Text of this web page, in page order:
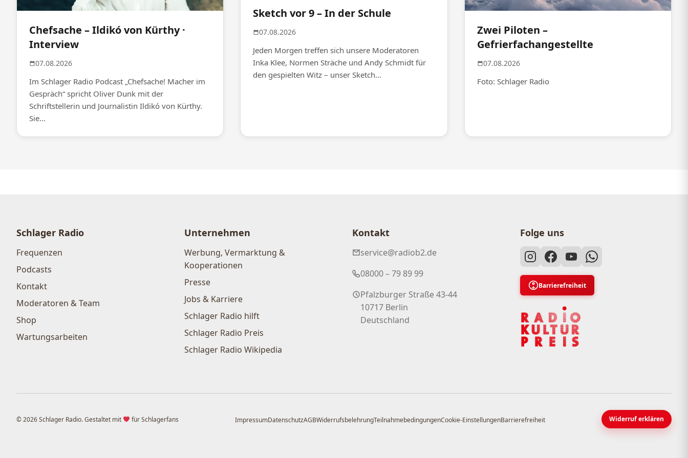
Chefsache – Ildikó von Kürthy ·
Interview
07.08.2026
Im Schlager Radio Podcast „Chefsache! Macher im
Gespräch“ spricht Oliver Dunk mit der
Schriftstellerin und Journalistin Ildikó von Kürthy.
Sie...
Sketch vor 9 – In der Schule
07.08.2026
Jeden Morgen treffen sich unsere Moderatoren
Inka Klee, Normen Sträche und Andy Schmidt für
den gespielten Witz – unser Sketch...
Zwei Piloten –
Gefrierfachangestellte
07.08.2026
Foto: Schlager Radio
Schlager Radio
Frequenzen
Podcasts
Kontakt
Moderatoren & Team
Shop
Wartungsarbeiten
Unternehmen
Werbung, Vermarktung &
Kooperationen
Presse
Jobs & Karriere
Schlager Radio hilft
Schlager Radio Preis
Schlager Radio Wikipedia
Kontakt
service@radiob2.de
08000 – 79 89 99
Pfalzburger Straße 43-44
10717 Berlin
Deutschland
Folge uns
Barrierefreiheit
© 2026 Schlager Radio. Gestaltet mit für Schlagerfans ImpressumDatenschutzAGBWiderrufsbelehrungTeilnahmebedingungenCookie-EinstellungenBarrierefreiheit Widerruf erklären